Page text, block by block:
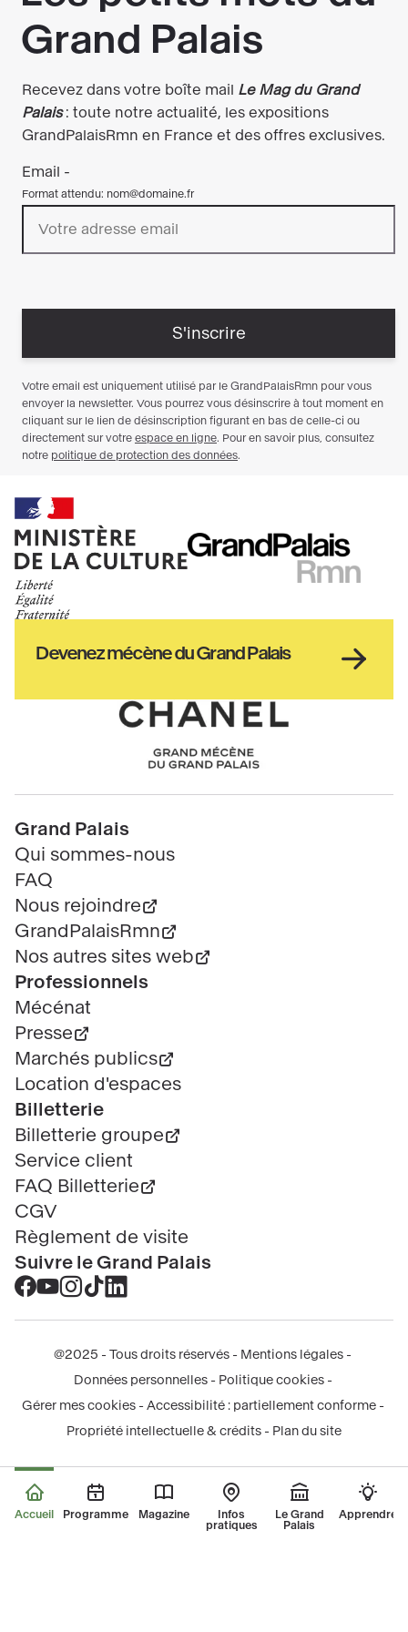
Ministère
de
la
Haut
de
Devenez mécène du Grand Palais
Chanel
Pied
de
page
Grand Palais
Qui sommes-nous
FAQ
Nous rejoindre
GrandPalaisRmn
Nos autres sites web
Professionnels
Mécénat
Presse
Marchés publics
Location d'espaces
Billetterie
Billetterie groupe
Service client
FAQ Billetterie
CGV
Règlement de visite
Suivre le Grand Palais
Accéder
au
nouvelle
Accéder
au
nouvelle
fenêtre
Accéder
au
nouvelle
fenêtre
Accéder
au
tok
-
nouvelle
Accéder
au
-
nouvelle
fenêtre
légal
@2025 - Tous droits réservés
Mentions légales
Données personnelles
Politique cookies
Gérer mes cookies
Accessibilité : partiellement conforme
Propriété intellectuelle & crédits
Plan du site
Accueil Programme Magazine
Infos
pratiques
Le Grand
Palais
Apprendre